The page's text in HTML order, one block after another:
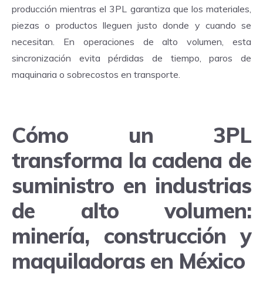
producción mientras el 3PL garantiza que los materiales,
piezas o productos lleguen justo donde y cuando se
necesitan. En operaciones de alto volumen, esta
sincronización evita pérdidas de tiempo, paros de
maquinaria o sobrecostos en transporte.
Cómo un 3PL
transforma la cadena de
suministro en industrias
de alto volumen:
minería, construcción y
maquiladoras en México